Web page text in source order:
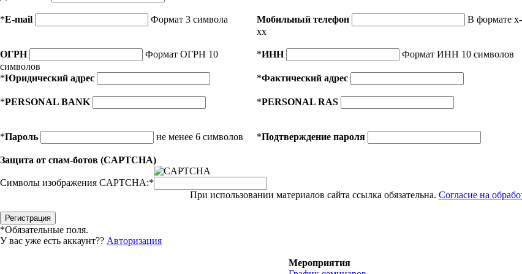
*E-mail Формат 3 символа Мобильный телефон
В формате
xx
ОГРН
Формат ОГРН 10
символов
*ИНН Формат ИНН 10 символов
*Юридический адрес *Фактический адрес
*PERSONAL BANK *PERSONAL RAS
*Пароль не менее 6 символов *Подтверждение пароля
Защита от спам-ботов (CAPTCHA)
Символы изображения CAPTCHA:*
При использовании материалов сайта ссылка обязательна. Согласие на
*Обязательные поля.
У вас уже есть аккаунт?? Авторизация
Мероприятия